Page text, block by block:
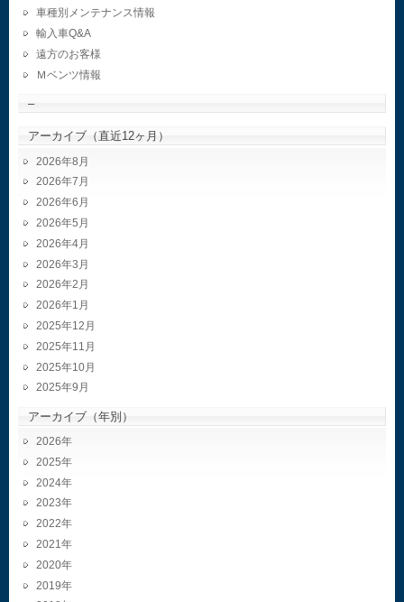
車種別メンテナンス情報
輸入車Q&A
遠方のお客様
Ｍベンツ情報
–
アーカイブ（直近12ヶ月）
2026年8月
2026年7月
2026年6月
2026年5月
2026年4月
2026年3月
2026年2月
2026年1月
2025年12月
2025年11月
2025年10月
2025年9月
アーカイブ（年別）
2026
2025
2024
2023
2022
2021
2020
2019